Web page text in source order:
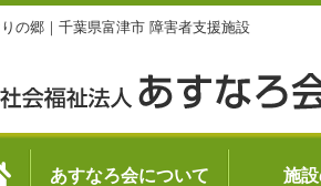
の郷｜千葉県富津市 障害者支援施設
あすなろ会について 施